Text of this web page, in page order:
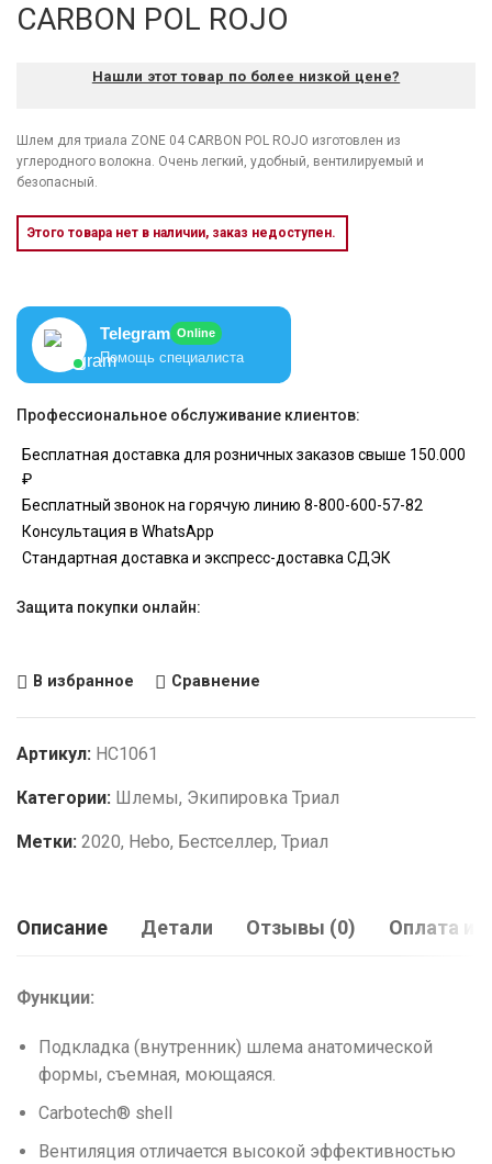
CARBON POL ROJO
Нашли этот товар по более низкой цене?
Шлем для триала ZONE 04 CARBON POL ROJO изготовлен из
углеродного волокна. Очень легкий, удобный, вентилируемый и
безопасный.
Этого товара нет в наличии, заказ недоступен.
Telegram Online
Помощь специалиста
Профессиональное обслуживание клиентов:
Бесплатная доставка для розничных заказов свыше 150.000
₽
Бесплатный звонок на горячую линию 8-800-600-57-82
Консультация в WhatsApp
Стандартная доставка и экспресс-доставка СДЭК
Защита покупки онлайн:
В избранное Сравнение
Артикул: HC1061
Категории: Шлемы, Экипировка Триал
Метки: 2020, Hebo, Бестселлер, Триал
Описание Детали Отзывы (0) Оплата и
Функции:
Подкладка (внутренник) шлема анатомической
формы, съемная, моющаяся.
Carbotech® shell
Вентиляция отличается высокой эффективностью